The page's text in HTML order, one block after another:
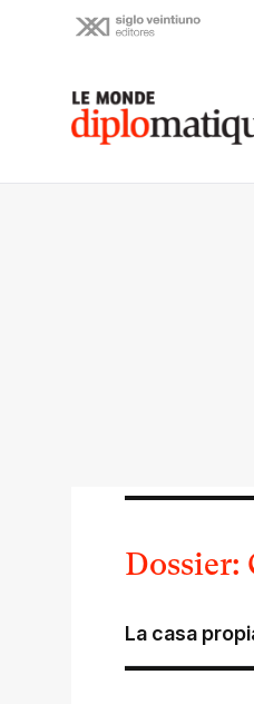
Le monde diplomatique
Dossier:
La casa